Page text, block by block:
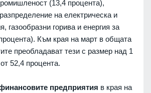
(13,4 процента),
на електрическа и
газообразни горива и енергия за
Към края на март в общата
преобладават тези с размер над 1
52,4 процента.
предприятия в края на